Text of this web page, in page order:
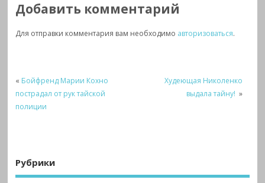
Добавить комментарий
Для отправки комментария вам необходимо авторизоваться.
« Бойфренд Марии Кохно
пострадал от рук тайской
полиции
Худеющая Николенко
выдала тайну! »
Рубрики